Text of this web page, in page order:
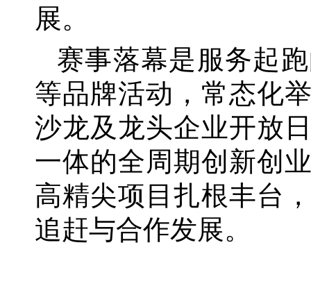
展。
赛事落幕是服务起
等品牌活动，常态化
沙龙及龙头企业开放
一体的全周期创新创
高精尖项目扎根丰台
追赶与合作发展。